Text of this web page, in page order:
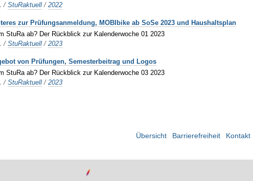
/StuRaktuell /2022
zur Prüfungsanmeldung, MOBIbike ab SoSe 2023 und Haushaltsplan
StuRa ab? Der Rückblick zur Kalenderwoche 01 2023
/StuRaktuell /2023
von Prüfungen, Semesterbeitrag und Logos
StuRa ab? Der Rückblick zur Kalenderwoche 03 2023
/StuRaktuell /2023
Übersicht Barrierefreiheit Kontakt